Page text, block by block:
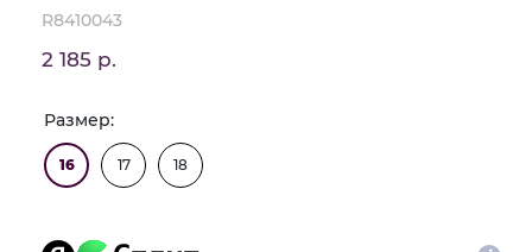
R8410043
2 185 р.
Размер:
16 17 18